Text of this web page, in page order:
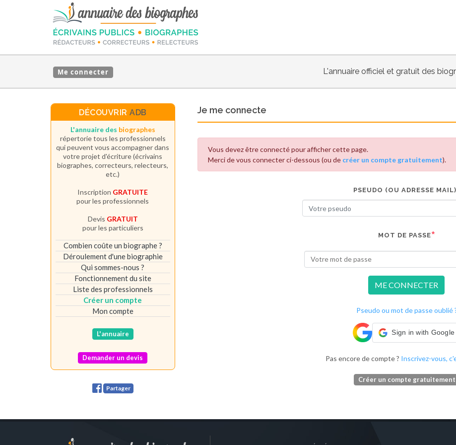
L'annuaire officiel et gratuit des
Me connecter
Je me connecte
Vous devez être connecté pour afficher cette page.
Merci de vous connecter ci-dessous (ou de créer un compte gratuitement).
PSEUDO (OU ADRESSE MAIL)
MOT DE PASSE
ME CONNECTER
Pseudo ou mot de passe oublié
Sign in with Google
Pas encore de compte ? Inscrivez-vous,
Créer un compte gratuitement
DÉCOUVRIRADB
L'annuaire des biographes
répertorie tous les professionnels
qui peuvent vous accompagner dans
votre projet d'écriture (écrivains
biographes, correcteurs, relecteurs,
etc.)
Inscription GRATUITE
pour les professionnels
Devis GRATUIT
pour les particuliers
Combien coûte un biographe ?
Déroulement d'une biographie
Qui sommes-nous ?
Fonctionnement du site
Liste des professionnels
Créer un compte
Mon compte
L'annuaire
Demander un devis
Partager